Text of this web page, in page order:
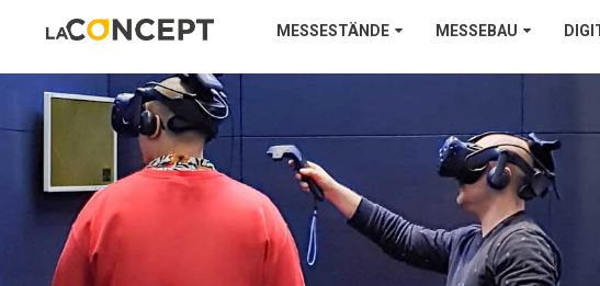
MESSESTÄNDE MESSEBAU